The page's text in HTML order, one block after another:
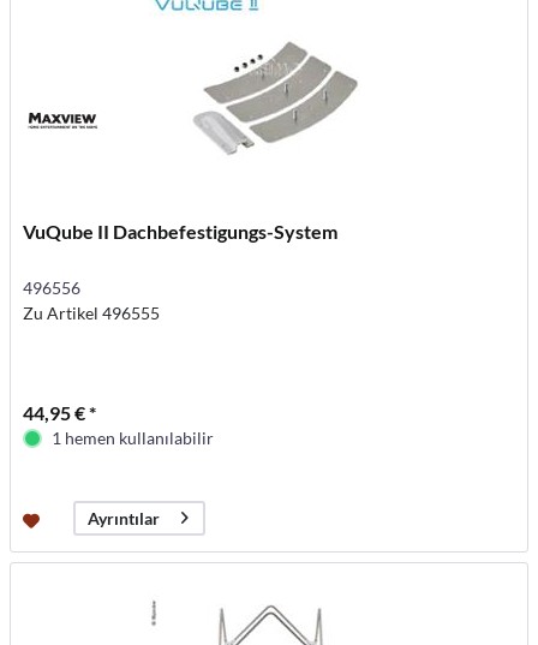
VuQube II Dachbefestigungs-System
496556
Zu Artikel 496555
44,95 € *
1 hemen kullanılabilir
Ayrıntılar